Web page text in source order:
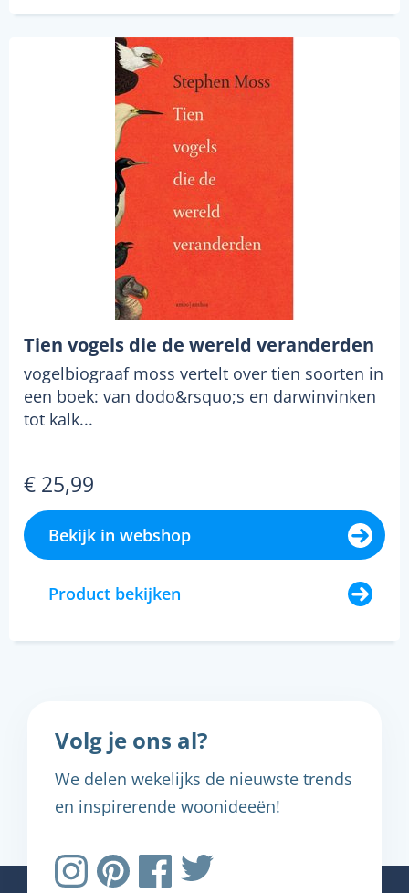
Tien vogels die de wereld veranderden
vogelbiograaf moss vertelt over tien soorten in
een boek: van dodo&rsquo;s en darwinvinken
tot kalk...
€ 25,99
Bekijk in webshop
Product bekijken
Volg je ons al?
We delen wekelijks de nieuwste trends
en inspirerende woonideeën!